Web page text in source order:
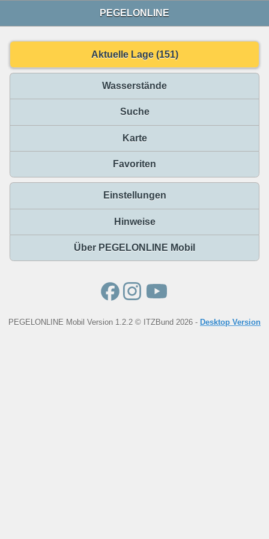
PEGELONLINE
Aktuelle Lage (151)
Wasserstände
Suche
Karte
Favoriten
Einstellungen
Hinweise
Über PEGELONLINE Mobil
PEGELONLINE Mobil Version 1.2.2 © ITZBund 2026 - Desktop Version